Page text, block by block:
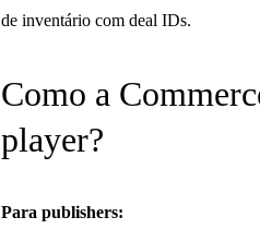
de inventário com deal IDs.
Como a
player?
Para publishers: